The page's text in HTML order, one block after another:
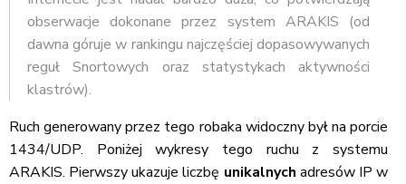
obserwacje dokonane przez system ARAKIS (od
dawna góruje w rankingu najczęściej dopasowywanych
reguł Snortowych oraz statystykach aktywności
klastrów).
Ruch generowany przez tego robaka widoczny był na porcie
1434/UDP. Poniżej wykresy tego ruchu z systemu
ARAKIS. Pierwszy ukazuje liczbę unikalnych adresów IP w